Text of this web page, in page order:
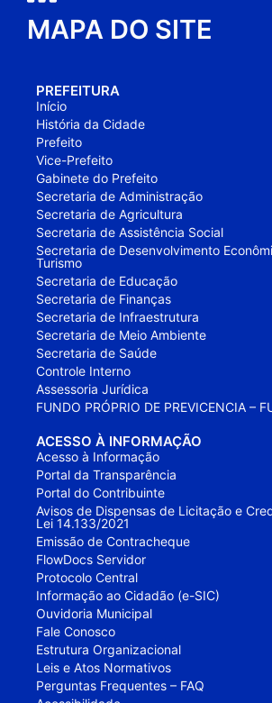
MAPA DO SITE
PREFEITURA
Início
História da Cidade
Prefeito
Vice-Prefeito
Gabinete do Prefeito
Secretaria de Administração
Secretaria de Agricultura
Secretaria de Assistência Social
Secretaria de Desenvolvimento
Turismo
Secretaria de Educação
Secretaria de Finanças
Secretaria de Infraestrutura
Secretaria de Meio Ambiente
Secretaria de Saúde
Controle Interno
Assessoria Jurídica
FUNDO PRÓPRIO DE PREVICENCIA –
ACESSO À INFORMAÇÃO
Acesso à Informação
Portal da Transparência
Portal do Contribuinte
Avisos de Dispensas de Licitação e
Lei 14.133/2021
Emissão de Contracheque
FlowDocs Servidor
Protocolo Central
Informação ao Cidadão (e-SIC)
Ouvidoria Municipal
Fale Conosco
Estrutura Organizacional
Leis e Atos Normativos
Perguntas Frequentes – FAQ